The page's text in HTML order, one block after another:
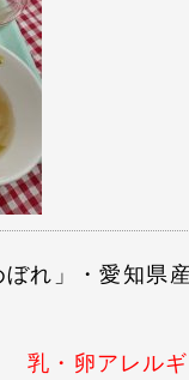
」・愛知県産
乳・卵アレル